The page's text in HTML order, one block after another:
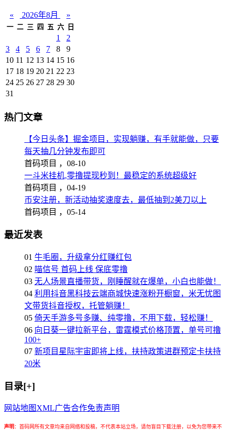
« 2026年8月 »
一 二 三 四 五 六 日
1
2
3
4 5 6 7 8
9
10 11 12 13 14 15 16
17 18 19 20 21 22 23
24 25 26 27 28 29 30
31
热门文章
【今日头条】掘金项目，实现躺赚，有手就能做，只要
每天抽几分钟发布即可
首码项目 ， 08-10
一斗米挂机,零撸提现秒到！最稳定的系统超级好
首码项目 ， 04-19
币安注册，新活动抽奖速度去，最低抽到2美刀以上
首码项目 ， 05-14
最近发表
01 牛毛圈，升级拿分红赚红包
02 喵信号 首码上线 保底零撸
03 无人场景直播带货，刚睡醒就在爆单，小白也能做！
04 利用抖音黑科技云端商城快速涨粉开橱窗，米无忧图
文带货抖音授权，托管躺赚！
05 倚天手游多号多赚、纯零撸，不用下载，轻松赚！
06 向日葵一键拉新平台，雷霆模式价格顶置，单号可撸
100+
07 新项目星际宇宙即将上线，扶持政策进群预定卡扶持
20米
目录[+]
网站地图 XML广告合作免责声明
声明： 首码网所有文章均来自网络和投稿，不代表本站立场，请勿盲目下载注册，以免为您带来不